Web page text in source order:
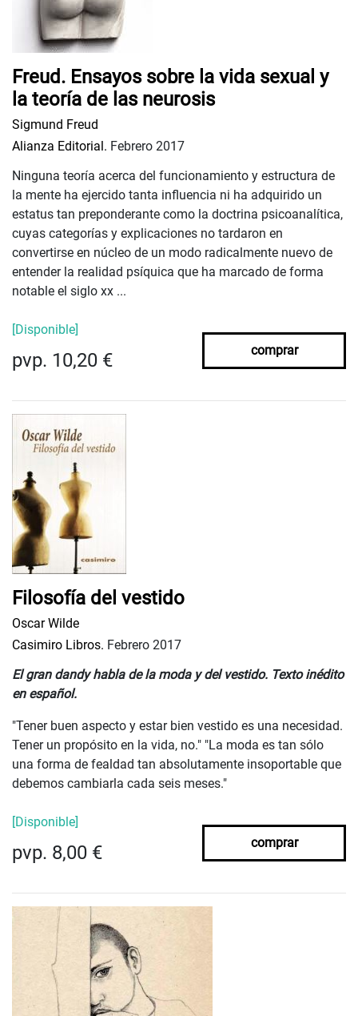
Freud. Ensayos sobre la vida sexual y
la teoría de las neurosis
Sigmund Freud
Alianza Editorial. Febrero 2017
Ninguna teoría acerca del funcionamiento y estructura de
la mente ha ejercido tanta influencia ni ha adquirido un
estatus tan preponderante como la doctrina psicoanalítica,
cuyas categorías y explicaciones no tardaron en
convertirse en núcleo de un modo radicalmente nuevo de
entender la realidad psíquica que ha marcado de forma
notable el siglo xx ...
[Disponible]
pvp. 10,20 € comprar
Filosofía del vestido
Oscar Wilde
Casimiro Libros. Febrero 2017
El gran dandy habla de la moda y del vestido. Texto inédito
en español.
"Tener buen aspecto y estar bien vestido es una necesidad.
Tener un propósito en la vida, no." "La moda es tan sólo
una forma de fealdad tan absolutamente insoportable que
debemos cambiarla cada seis meses."
[Disponible]
pvp. 8,00 € comprar